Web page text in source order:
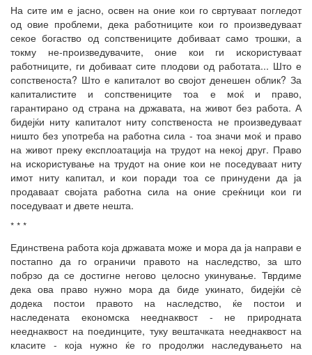
На сите им е јасно, освен на оние кои го свртуваат погледот
од овие проблеми, дека работниците кои го произведуваат
секое богаство од сопствениците добиваат само трошки, а
токму не-произведувачите, оние кои ги искористуваат
работниците, ги добиваат сите плодови од работата... Што е
сопственоста? Што е капиталот во својот денешен облик? За
капиталистите и сопствениците тоа е моќ и право,
гарантирано од страна на државата, на живот без работа. А
бидејќи ниту капиталот ниту сопственоста не произведуваат
ништо без употреба на работна сила - тоа значи моќ и право
на живот преку експлоатација на трудот на некој друг. Право
на искористување на трудот на оние кои не поседуваат ниту
имот ниту капитал, и кои поради тоа се принудени да ја
продаваат својата работна сила на оние среќници кои ги
поседуваат и двете нешта.
* * *
Единствена работа која државата може и мора да ја направи е
постапно да го ограничи правото на наследство, за што
побрзо да се достигне негово целосно укинување. Тврдиме
дека ова право нужно мора да биде укинато, бидејќи сѐ
додека постои правото на наследство, ќе постои и
наследената економска нееднаквост - не природната
нееднаквост на поединците, туку вештачката нееднаквост на
класите - која нужно ќе го продолжи наследувањето на